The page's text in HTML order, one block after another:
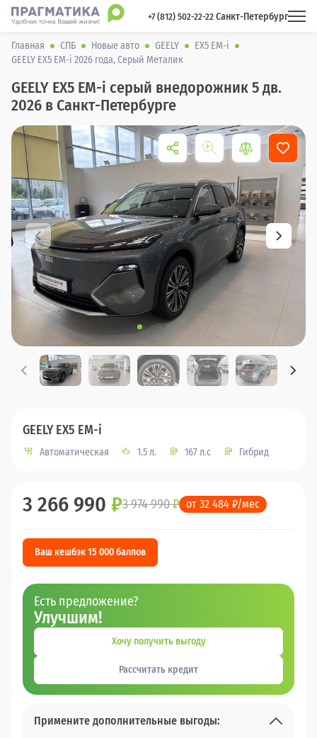
+7 (812) 502-22-22 Санкт-Петербург
Главная СПБ Новые авто GEELY
EX5 EM-i
GEELY EX5 EM-i 2026 года, Серый Металик
GEELY EX5 EM-i серый внедорожник 5 дв.
2026 в Санкт-Петербурге
GEELY EX5 EM-i
Автоматическая 1.5 л. 167 л.с Гибрид
3 266 990 ₽3 974 990₽ от 32 484 ₽/мес
Ваш кешбэк 15 000 баллов
Есть предложение?
Улучшим!
Хочу получить выгоду
Рассчитать кредит
Примените дополнительные выгоды: